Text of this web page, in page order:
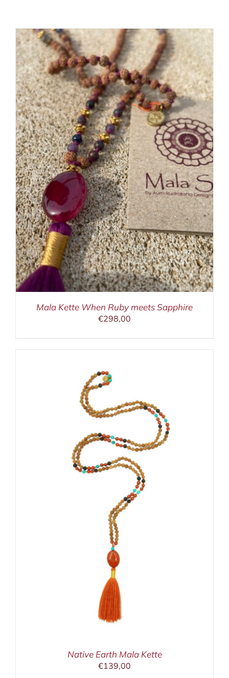
Mala Kette When Ruby meets Sapphire
€298,00
Native Earth Mala Kette
€139,00